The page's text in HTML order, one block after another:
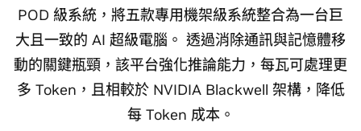
POD 級系統，將五款專用機架級系統整合為一台巨
大且一致的 AI 超級電腦。 透過消除通訊與記憶體移
動的關鍵瓶頸，該平台強化推論能力，每瓦可處理更
多 Token，且相較於 NVIDIA Blackwell 架構，降低
每 Token 成本。